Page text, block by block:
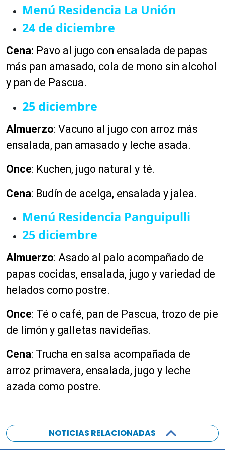
Menú Residencia La Unión
24 de diciembre
Cena: Pavo al jugo con ensalada de papas
más pan amasado, cola de mono sin alcohol
y pan de Pascua.
25 diciembre
Almuerzo: Vacuno al jugo con arroz más
ensalada, pan amasado y leche asada.
Once: Kuchen, jugo natural y té.
Cena: Budín de acelga, ensalada y jalea.
Menú Residencia Panguipulli
25 diciembre
Almuerzo: Asado al palo acompañado de
papas cocidas, ensalada, jugo y variedad de
helados como postre.
Once: Té o café, pan de Pascua, trozo de pie
de limón y galletas navideñas.
Cena: Trucha en salsa acompañada de
arroz primavera, ensalada, jugo y leche
azada como postre.
NOTICIAS RELACIONADAS